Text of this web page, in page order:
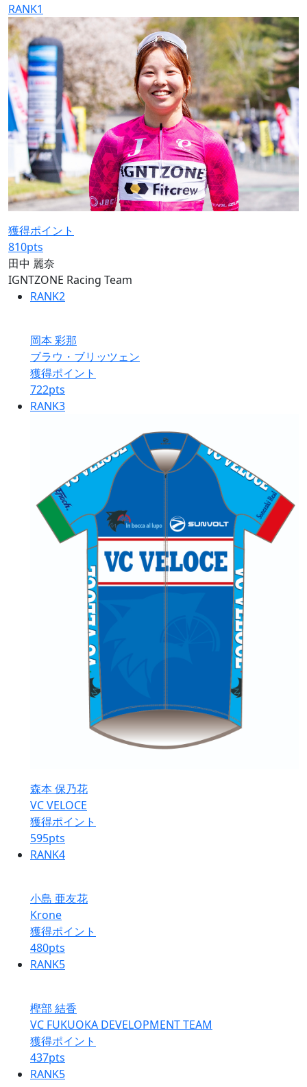
RANK1
獲得ポイント
810pts
田中 麗奈
IGNTZONE Racing Team
RANK2
岡本 彩那
ブラウ・ブリッツェン
獲得ポイント
722pts
RANK3
森本 保乃花
VC VELOCE
獲得ポイント
595pts
RANK4
小島 亜友花
Krone
獲得ポイント
480pts
RANK5
樫部 結香
VC FUKUOKA DEVELOPMENT TEAM
獲得ポイント
437pts
RANK5